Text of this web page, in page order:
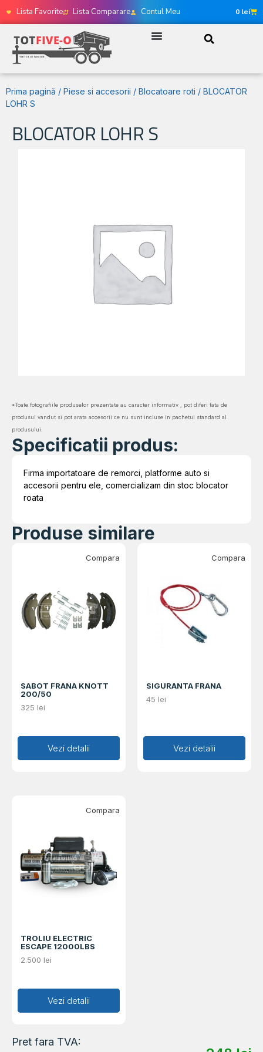
Lista Favorite Lista Comparare Contul Meu 0 lei
Prima pagină / Piese si accesorii / Blocatoare roti / BLOCATOR
LOHR S
BLOCATOR LOHR S
*Toate fotografiile produselor prezentate au caracter informativ , pot diferi fata de
produsul vandut si pot arata accesorii ce nu sunt incluse in pachetul standard al
produsului.
Specificatii produs:
Firma importatoare de remorci, platforme auto si
accesorii pentru ele, comercializam din stoc blocator
roata
Produse similare
SABOT FRANA KNOTT
200/50
325 lei
Adaugă în coș
Vezi detalii
Compara
SIGURANTA FRANA
45 lei
Adaugă în coș
Vezi detalii
Compara
TROLIU ELECTRIC
ESCAPE 12000LBS
2.500 lei
Adaugă în coș
Vezi detalii
Compara
Pret fara TVA: